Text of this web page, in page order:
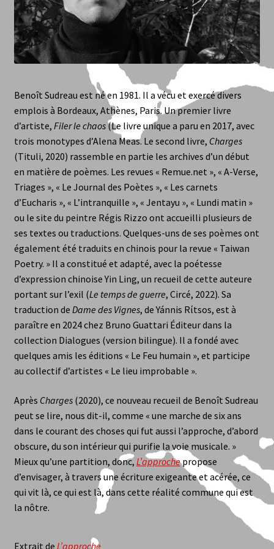
margelles (revue)
Paola Niuska Quilici
Serge Airoldi
Yorgos C. Stergiopoulos
< le trombone >
Libraires
Abonnement
Alexis Audren
Anne Barbusse
Aurelia Gantier
Auteurs et Contributeurs
Claude Caroly
Daniel Leuwers
dialogues – traduction bilingue
Benoît Sudreau est né en 1981. Il a vécu et exercé divers
emplois à Bordeaux, Athènes, Paris. Un premier livre
d’artiste, Filer le chaos(Le livre unique a paru en 2017, avec
trois monotypes d’Alena Meas. Le second livre, Charges
(Tituli, 2020) rassemble en partie les archives d’un début
en matière de poèmes. Les revues « Remue.net », « A-Verse,
Triages », « Le Journal des Poètes », « Les carnets
d’Eucharis », « L’intranquille », « Jentayu », « Lundi matin »
ou le site du peintre Régis Rizzo ont accueilli plusieurs de
ses textes ou traductions. Quelques-uns de ses poèmes ont
également été traduits en chinois pour la revue « Taiwan
Poetry. » Il a constitué et adapté, avec la poétesse
d’expression chinoise Yin Ling, un recueil de cette auteure
portant sur l’exil (Le temps de guerre, Circé, 2022). Sa
traduction de Dame des Vignes, de Yánnis Rίtsos, est à
paraître en 2024 chez Bruno Guattari Éditeur dans la
collection Dialogues (version bilingue). Il a fondé avec
quelques amis les éditions « Le Feu humain », et participe
au collectif d’artistes « Le lieu improbable ».
Après Charges(2020), ce nouveau recueil de Benoît Sudreau
peut se lire, nous dit-il, comme « une marche de six ans
dans le courant des choses qui fut aussi l’approche, d’abord
obscure, du son intérieur qui purifie la voie musicale. »
Mieux qu’une partition, donc, L’approchepropose
d’envisager, à travers une écriture exigeante et acérée, ce
qui vit là, ce qui est là, dans cette réalité commune qui est
la nôtre.
Extrait de L’approche